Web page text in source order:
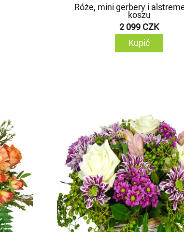
Róże, mini gerbery i
koszu
2 099 CZK
Kupić